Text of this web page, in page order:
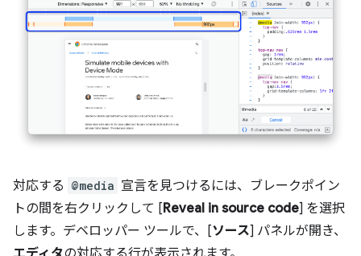
対応する @media 宣言を見つけるには、ブレークポイン
トの間を右クリックして [Reveal in source code] を選択
します。デベロッパー ツールで、[ソース] パネルが開き、